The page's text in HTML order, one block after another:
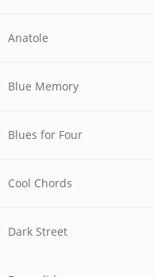
Anatole
Blue Memory
Blues for Four
Cool Chords
Dark Street